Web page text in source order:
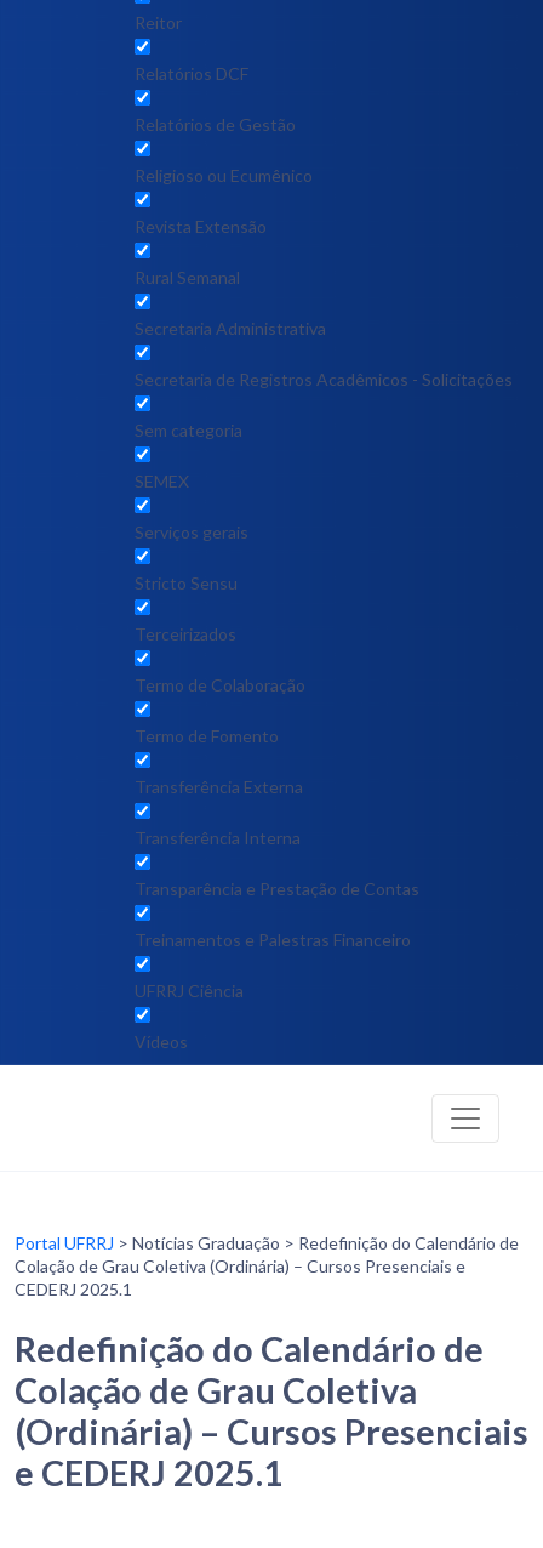
Reitor
Relatórios DCF
Relatórios de Gestão
Religioso ou Ecumênico
Revista Extensão
Rural Semanal
Secretaria Administrativa
Secretaria de Registros Acadêmicos - Solicitações
Sem categoria
SEMEX
Serviços gerais
Stricto Sensu
Terceirizados
Termo de Colaboração
Termo de Fomento
Transferência Externa
Transferência Interna
Transparência e Prestação de Contas
Treinamentos e Palestras Financeiro
UFRRJ Ciência
Vídeos
Portal UFRRJ > Notícias Graduação > Redefinição do Calendário de
Colação de Grau Coletiva (Ordinária) – Cursos Presenciais e
CEDERJ 2025.1
Redefinição do Calendário de
Colação de Grau Coletiva
(Ordinária) – Cursos Presenciais
e CEDERJ 2025.1